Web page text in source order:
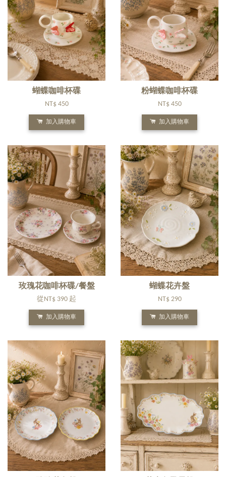
蝴蝶咖啡杯碟
NT$ 450
加入購物車
粉蝴蝶咖啡杯碟
NT$ 450
加入購物車
玫瑰花咖啡杯碟/餐盤
從 NT$ 390 起
加入購物車
蝴蝶花卉盤
NT$ 290
加入購物車